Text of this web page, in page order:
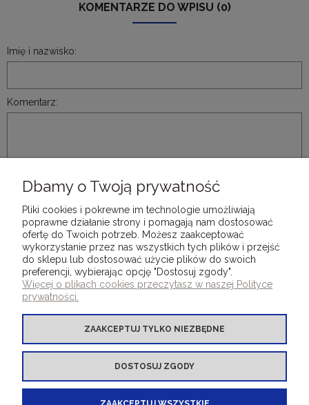
KOMENTARZE DO WPISU (0)
Imię i nazwisko:
Komentarz:
WYŚLIJ
DLA KLIENTÓW
OFERTA INNE PRODUKTY
Dbamy o Twoją prywatność
Pliki cookies i pokrewne im technologie umożliwiają
poprawne działanie strony i pomagają nam dostosować
ofertę do Twoich potrzeb. Możesz zaakceptować
wykorzystanie przez nas wszystkich tych plików i przejść
do sklepu lub dostosować użycie plików do swoich
preferencji, wybierając opcję "Dostosuj zgody".
Więcej o plikach cookies przeczytasz w naszej Polityce
prywatności.
ZAAKCEPTUJ TYLKO NIEZBĘDNE
DOSTOSUJ ZGODY